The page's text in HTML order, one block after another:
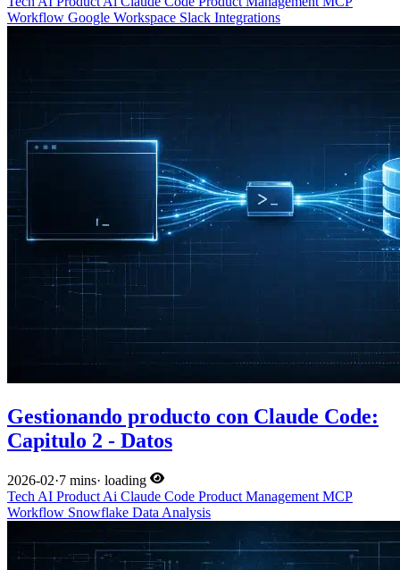
Workflow Google Workspace Slack Integrations
Gestionando producto con Claude Code:
Capitulo 2 - Datos
2026-02·7 mins· loading
Tech AI Product Ai Claude Code Product Management MCP
Workflow Snowflake Data Analysis